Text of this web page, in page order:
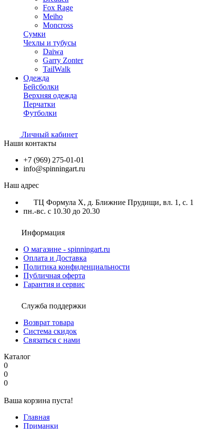
Fox Rage
Meiho
Moncross
Сумки
Чехлы и тубусы
Daiwa
Garry Zonter
TailWalk
Одежда
Бейсболки
Верхняя одежда
Перчатки
Футболки
Личный кабинет
Наши контакты
+7 (969) 275-01-01
info@spinningart.ru
Наш адрес
ТЦ Формула X, д. Ближние Прудищи, вл. 1, с. 1
пн.-вс. с 10.30 до 20.30
Информация
О магазине - spinningart.ru
Оплата и Доставка
Политика конфиденциальности
Публичная оферта
Гарантия и сервис
Служба поддержки
Возврат товара
Система скидок
Связаться с нами
Каталог
0
0
0
Ваша корзина пуста!
Главная
Приманки